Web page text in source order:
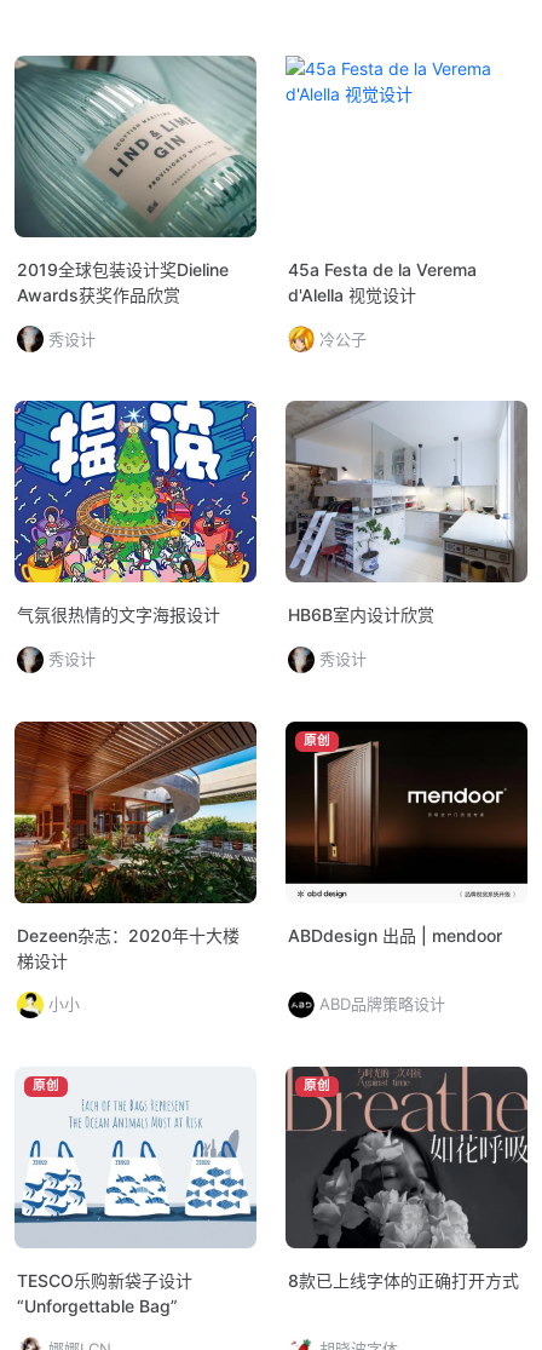
2019全球包装设计奖Dieline
Awards获奖作品欣赏
秀设计
45a Festa de la Verema
d'Alella 视觉设计
冷公子
气氛很热情的文字海报设计
秀设计
HB6B室内设计欣赏
秀设计
Dezeen杂志：2020年十大楼
梯设计
小小
原创
ABDdesign 出品 | mendoor
ABD品牌策略设计
原创
TESCO乐购新袋子设计
“Unforgettable Bag”
原创
8款已上线字体的正确打开方式